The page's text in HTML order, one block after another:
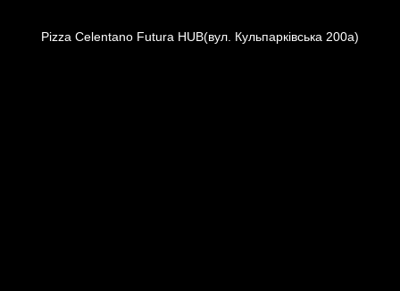
Pizza Celentano Futura HUB(вул. Кульпарківська 200а)